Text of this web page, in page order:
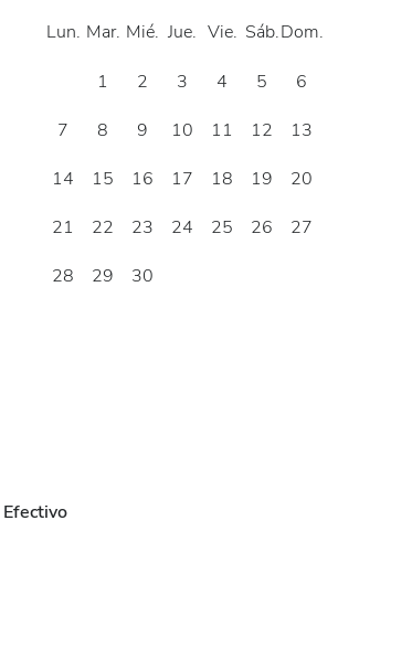
Lun. Mar. Mié. Jue. Vie. Sáb.Dom.
1 2 3 4 5
6
7
8 9 10 11 12
13
14
15 16 17 18 19
20
21
22 23 24 25 26
27
28
29 30
Efectivo